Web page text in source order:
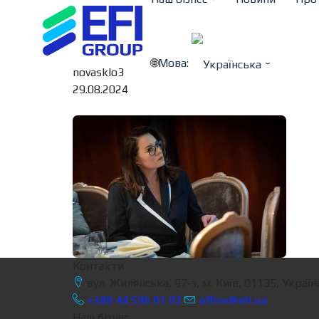
Мова:
novasklo3
29.08.2024
+380 44 596 01 03
office@efi.ua